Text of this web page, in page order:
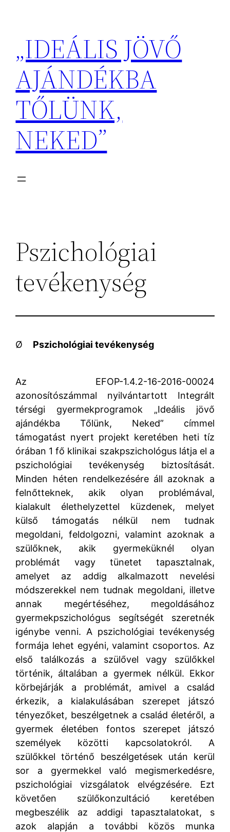
tartalomhoz
„IDEÁLIS JÖVŐ
AJÁNDÉKBA
TŐLÜNK,
NEKED”
Pszichológiai
tevékenység
Ø Pszichológiai tevékenység
Az EFOP-1.4.2-16-2016-00024
azonosítószámmal nyilvántartott Integrált
térségi gyermekprogramok „Ideális jövő
ajándékba Tőlünk, Neked” címmel
támogatást nyert projekt keretében heti tíz
órában 1 fő klinikai szakpszichológus látja el a
pszichológiai tevékenység biztosítását.
Minden héten rendelkezésére áll azoknak a
felnőtteknek, akik olyan problémával,
kialakult élethelyzettel küzdenek, melyet
külső támogatás nélkül nem tudnak
megoldani, feldolgozni, valamint azoknak a
szülőknek, akik gyermeküknél olyan
problémát vagy tünetet tapasztalnak,
amelyet az addig alkalmazott nevelési
módszerekkel nem tudnak megoldani, illetve
annak megértéséhez, megoldásához
gyermekpszichológus segítségét szeretnék
igénybe venni. A pszichológiai tevékenység
formája lehet egyéni, valamint csoportos. Az
első találkozás a szülővel vagy szülőkkel
történik, általában a gyermek nélkül. Ekkor
körbejárják a problémát, amivel a család
érkezik, a kialakulásában szerepet játszó
tényezőket, beszélgetnek a család életéről, a
gyermek életében fontos szerepet játszó
személyek közötti kapcsolatokról. A
szülőkkel történő beszélgetések után kerül
sor a gyermekkel való megismerkedésre,
pszichológiai vizsgálatok elvégzésére. Ezt
követően szülőkonzultáció keretében
megbeszélik az addigi tapasztalatokat, s
azok alapján a további közös munka